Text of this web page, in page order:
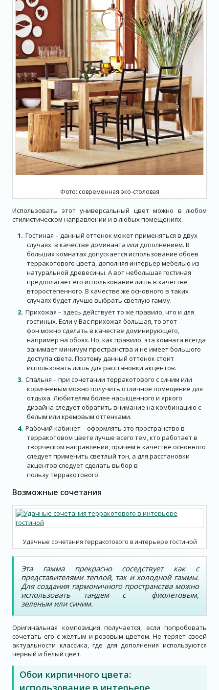
Фото: современная эко-столовая
Использовать этот универсальный цвет можно в любом
стилистическом направлении и в любых помещениях.
Гостиная – данный оттенок может применяться в двух
случаях: в качестве доминанта или дополнением. В
больших комнатах допускается использование обоев
терракотового цвета, дополняя интерьер мебелью из
натуральной древесины. А вот небольшая гостиная
предполагает его использование лишь в качестве
второстепенного. В качестве же основного в таких
случаях будет лучше выбрать светлую гамму.
Прихожая – здесь действует то же правило, что и для
гостиных. Если у Вас прихожая большая, то этот
фон можно сделать в качестве доминирующего,
например на обоях. Но, как правило, эта комната всегда
занимает минимум пространства и не имеет большого
доступа света. Поэтому данный оттенок стоит
использовать лишь для расстановки акцентов.
Спальня – при сочетании терракотового с синим или
коричневым можно получить отличное помещение для
отдыха. Любителям более насыщенного и яркого
дизайна следует обратить внимание на комбинацию с
белым или кремовым оттенками.
Рабочий кабинет – оформлять это пространство в
терракотовом цвете лучше всего тем, кто работает в
творческом направлении, причем в качестве основного
следует применить светлый тон, а для расстановки
акцентов следует сделать выбор в
пользу терракотового.
Возможные сочетания
Удачные сочетания терракотового в интерьере гостиной
Эта гамма прекрасно соседствует как с
представителями теплой, так и холодной гаммы.
Для создания гармоничного пространства можно
использовать тандем с фиолетовым,
зеленым или синим.
Оригинальная композиция получается, если попробовать
сочетать его с желтым и розовым цветом. Не теряет своей
актуальности классика, где для дополнения используются
черный и белый цвет.
Обои кирпичного цвета:
использование в интерьере